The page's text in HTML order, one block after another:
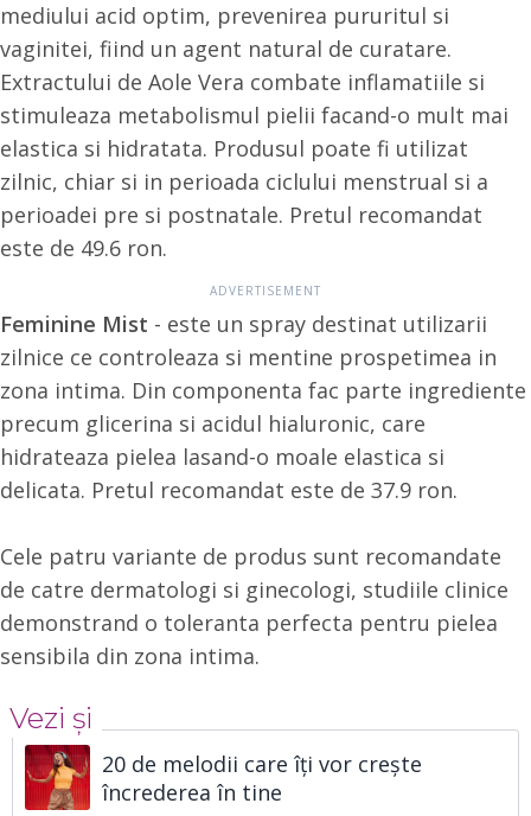
mediului acid optim, prevenirea pururitul si
vaginitei, fiind un agent natural de curatare.
Extractului de Aole Vera combate inflamatiile si
stimuleaza metabolismul pielii facand-o mult mai
elastica si hidratata. Produsul poate fi utilizat
zilnic, chiar si in perioada ciclului menstrual si a
perioadei pre si postnatale. Pretul recomandat
este de 49.6 ron.
Feminine Mist - este un spray destinat utilizarii
zilnice ce controleaza si mentine prospetimea in
zona intima. Din componenta fac parte ingrediente
precum glicerina si acidul hialuronic, care
hidrateaza pielea lasand-o moale elastica si
delicata. Pretul recomandat este de 37.9 ron.
Cele patru variante de produs sunt recomandate
de catre dermatologi si ginecologi, studiile clinice
demonstrand o toleranta perfecta pentru pielea
sensibila din zona intima.
Vezi și
20 de melodii care îți vor crește
încrederea în tine